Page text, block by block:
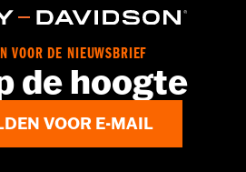
VOOR DE NIEUWSBRIEF
de hoogte
VOOR E-MAIL